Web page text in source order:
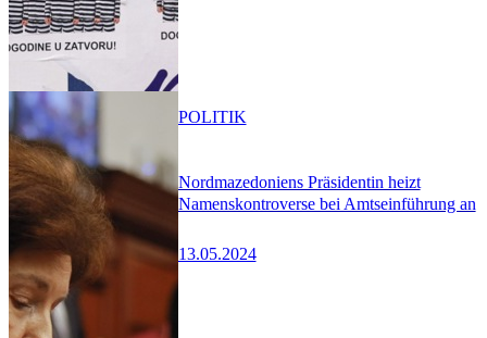
Nordmazedoniens Präsidentin heizt
Namenskontroverse bei Amtseinführung an
13.05.2024
POLITIK